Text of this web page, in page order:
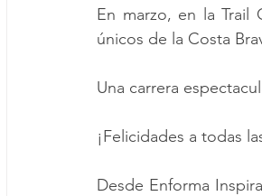
En marzo, en la Trail
únicos de la Costa
Una carrera
¡Felicidades a todas
Desde Enforma